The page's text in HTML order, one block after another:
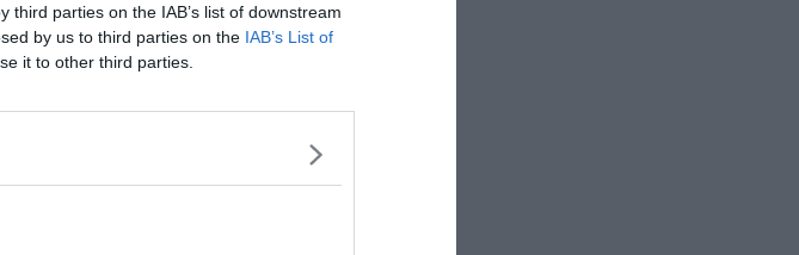
parties on the IAB’s list of downstream
by us to third parties on the IAB’s List of
it to other third parties.